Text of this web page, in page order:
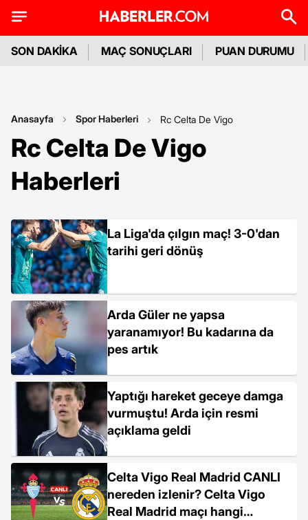
SON DAKİKA MAÇ SONUÇLARI PUAN DURUMU
Anasayfa Spor Haberleri Rc Celta De Vigo
Rc Celta De Vigo
Haberleri
La Liga'da çılgın maç! 3-0'dan
tarihi geri dönüş
Arda Güler ne yapsa
yaranamıyor! Bu kadarına da
pes artık
Yaptığı hareket geceye damga
vurmuştu! Arda için resmi
açıklama geldi
Celta Vigo Real Madrid CANLI
nereden izlenir? Celta Vigo
Real Madrid maçı hangi